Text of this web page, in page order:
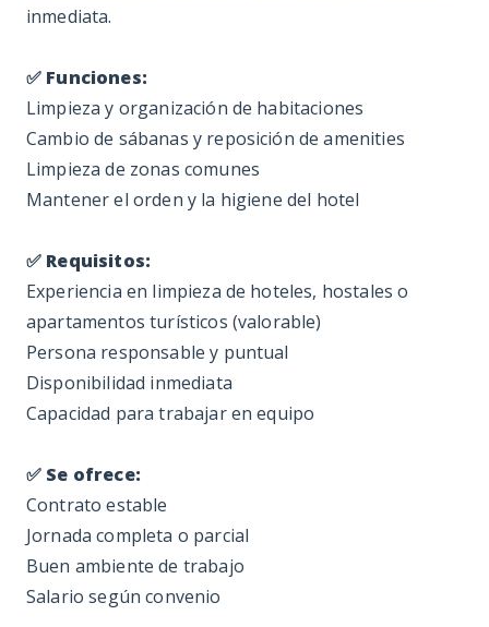
inmediata.
✅ Funciones:
Limpieza y organización de habitaciones
Cambio de sábanas y reposición de amenities
Limpieza de zonas comunes
Mantener el orden y la higiene del hotel
✅ Requisitos:
Experiencia en limpieza de hoteles, hostales o
apartamentos turísticos (valorable)
Persona responsable y puntual
Disponibilidad inmediata
Capacidad para trabajar en equipo
✅ Se ofrece:
Contrato estable
Jornada completa o parcial
Buen ambiente de trabajo
Salario según convenio